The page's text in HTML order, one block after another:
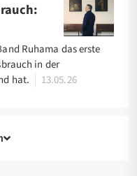
Ruhama das erste
in der
hat.
13.05.26